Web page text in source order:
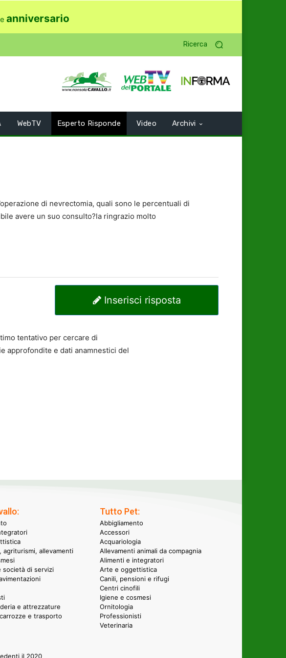
anniversario
Ricerca
WebTV Esperto Risponde Video Archivi
di nevrectomia, quali sono le percentuali di
avere un suo consulto?la ringrazio molto
Inserisci risposta
tentativo per cercare di
approfondite e dati anamnestici del
agriturismi, allevamenti
società di servizi
e attrezzature
e trasporto
il 2020
Tutto Pet:
Abbigliamento
Accessori
Acquariologia
Allevamenti animali da compagnia
Alimenti e integratori
Arte e oggettistica
Canili, pensioni e rifugi
Centri cinofili
Igiene e cosmesi
Ornitologia
Professionisti
Veterinaria